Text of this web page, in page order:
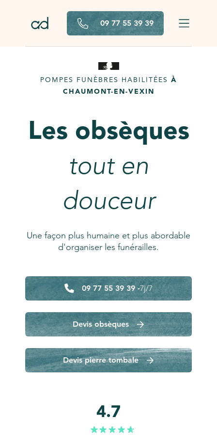
09 77 55 39 39
POMPES FUNÈBRES HABILITÉES À
CHAUMONT-EN-VEXIN
Les obsèques
tout en
douceur
Une façon plus humaine et plus abordable
d'organiser les funérailles.
09 77 55 39 39 -7j/7
Devis obsèques
Devis pierre tombale
4.7